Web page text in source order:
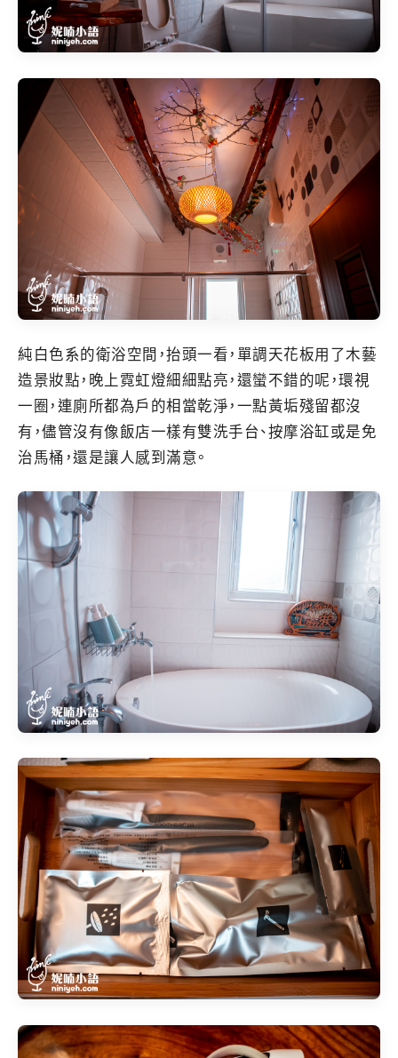
純白色系的衛浴空間，抬頭一看，單調天花板用了木藝
造景妝點，晚上霓虹燈細細點亮，還蠻不錯的呢，環視
一圈，連廁所都為戶的相當乾淨，一點黃垢殘留都沒
有，儘管沒有像飯店一樣有雙洗手台、按摩浴缸或是免
治馬桶，還是讓人感到滿意。